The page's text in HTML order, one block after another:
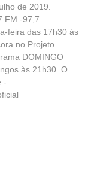
de 2019.
FM -97,7
feira das 17h30 às
no Projeto
DOMINGO
às 21h30. O
-